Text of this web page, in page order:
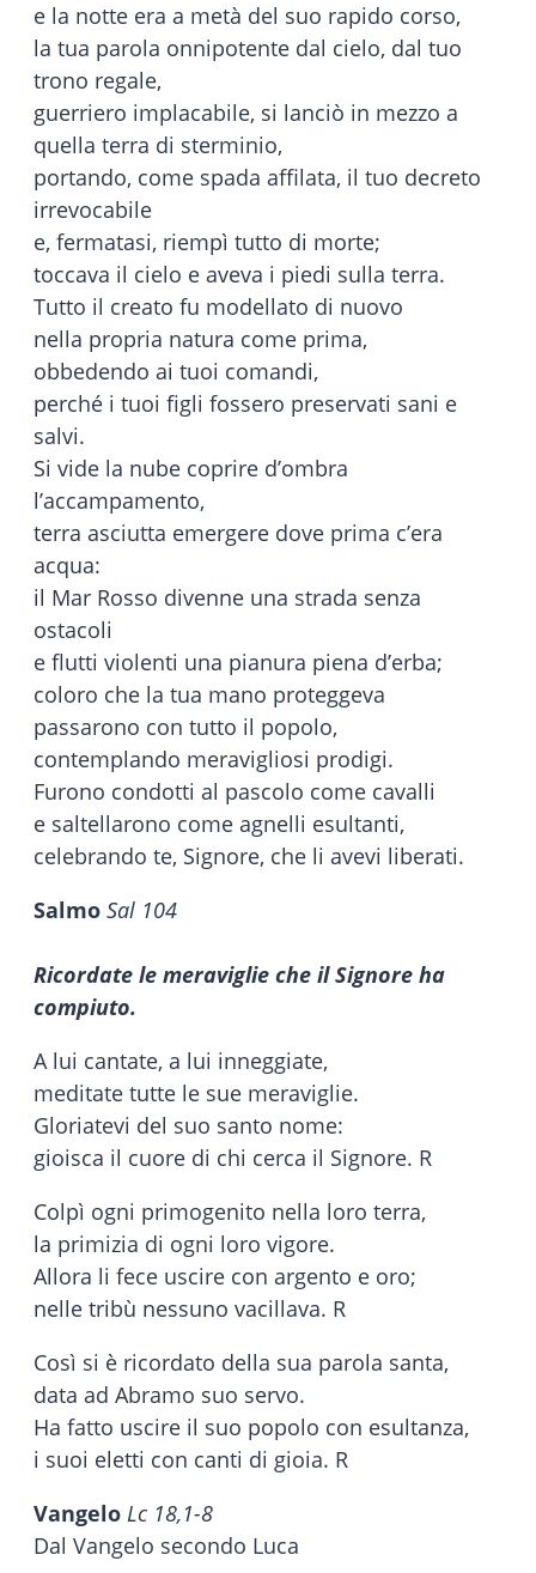
e la notte era a metà del suo rapido corso,
la tua parola onnipotente dal cielo, dal tuo
trono regale,
guerriero implacabile, si lanciò in mezzo a
quella terra di sterminio,
portando, come spada affilata, il tuo decreto
irrevocabile
e, fermatasi, riempì tutto di morte;
toccava il cielo e aveva i piedi sulla terra.
Tutto il creato fu modellato di nuovo
nella propria natura come prima,
obbedendo ai tuoi comandi,
perché i tuoi figli fossero preservati sani e
salvi.
Si vide la nube coprire d’ombra
l’accampamento,
terra asciutta emergere dove prima c’era
acqua:
il Mar Rosso divenne una strada senza
ostacoli
e flutti violenti una pianura piena d’erba;
coloro che la tua mano proteggeva
passarono con tutto il popolo,
contemplando meravigliosi prodigi.
Furono condotti al pascolo come cavalli
e saltellarono come agnelli esultanti,
celebrando te, Signore, che li avevi liberati.
Salmo Sal 104
Ricordate le meraviglie che il Signore ha
compiuto.
A lui cantate, a lui inneggiate,
meditate tutte le sue meraviglie.
Gloriatevi del suo santo nome:
gioisca il cuore di chi cerca il Signore. R
Colpì ogni primogenito nella loro terra,
la primizia di ogni loro vigore.
Allora li fece uscire con argento e oro;
nelle tribù nessuno vacillava. R
Così si è ricordato della sua parola santa,
data ad Abramo suo servo.
Ha fatto uscire il suo popolo con esultanza,
i suoi eletti con canti di gioia. R
Vangelo Lc 18,1-8
Dal Vangelo secondo Luca